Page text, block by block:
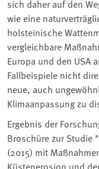
sich daher auf den
wie eine
holsteinische
vergleichbare
Europa und den USA
Fallbeispiele nicht
neue, auch
Klimaanpassung zu
Ergebnis der
Broschüre zur Studie
(2015) mit
Küstenerosion und